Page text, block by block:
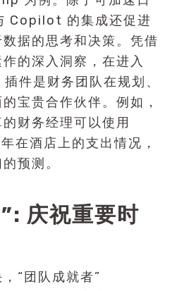
Copilot 的集成还促进
据的思考和决策。凭借
的深入洞察，在进入
件是财务团队在规划、
宝贵合作伙伴。例如，
财务经理可以使用
在酒店上的支出情况，
预测。
庆祝重要时
“团队成就者”